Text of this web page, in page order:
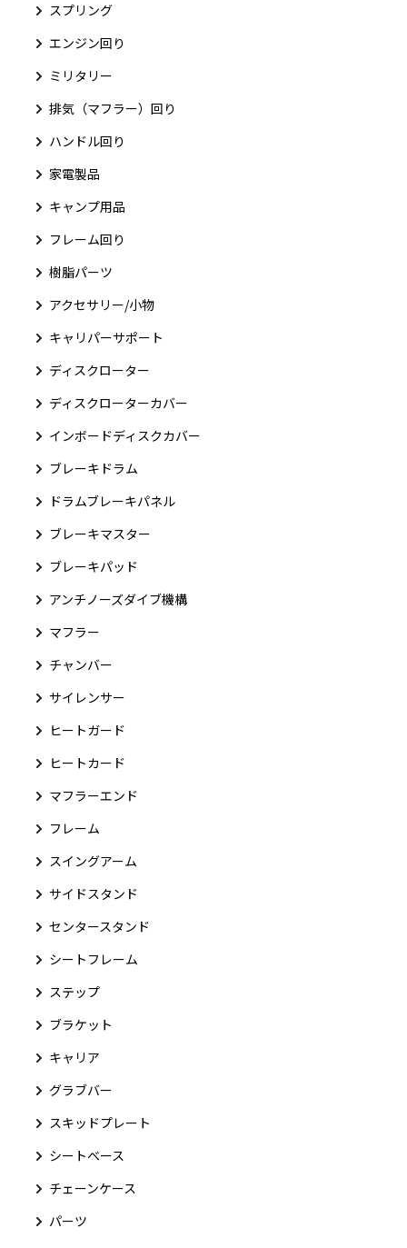
スプリング
エンジン回り
ミリタリー
排気（マフラー）回り
ハンドル回り
家電製品
キャンプ用品
フレーム回り
樹脂パーツ
アクセサリー/小物
キャリパーサポート
ディスクローター
ディスクローターカバー
インボードディスクカバー
ブレーキドラム
ドラムブレーキパネル
ブレーキマスター
ブレーキパッド
アンチノーズダイブ機構
マフラー
チャンバー
サイレンサー
ヒートガード
ヒートカード
マフラーエンド
フレーム
スイングアーム
サイドスタンド
センタースタンド
シートフレーム
ステップ
ブラケット
キャリア
グラブバー
スキッドプレート
シートベース
チェーンケース
パーツ